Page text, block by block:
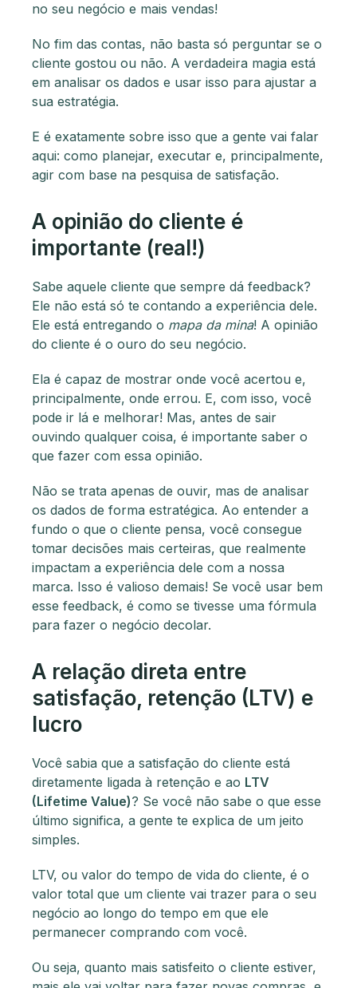
no seu negócio e mais vendas!
No fim das contas, não basta só perguntar se o
cliente gostou ou não. A verdadeira magia está
em analisar os dados e usar isso para ajustar a
sua estratégia.
E é exatamente sobre isso que a gente vai falar
aqui: como planejar, executar e, principalmente,
agir com base na pesquisa de satisfação.
A opinião do cliente é
importante (real!)
Sabe aquele cliente que sempre dá feedback?
Ele não está só te contando a experiência dele.
Ele está entregando o mapa da mina! A opinião
do cliente é o ouro do seu negócio.
Ela é capaz de mostrar onde você acertou e,
principalmente, onde errou. E, com isso, você
pode ir lá e melhorar! Mas, antes de sair
ouvindo qualquer coisa, é importante saber o
que fazer com essa opinião.
Não se trata apenas de ouvir, mas de analisar
os dados de forma estratégica. Ao entender a
fundo o que o cliente pensa, você consegue
tomar decisões mais certeiras, que realmente
impactam a experiência dele com a nossa
marca. Isso é valioso demais! Se você usar bem
esse feedback, é como se tivesse uma fórmula
para fazer o negócio decolar.
A relação direta entre
satisfação, retenção (LTV) e
lucro
Você sabia que a satisfação do cliente está
diretamente ligada à retenção e ao LTV
(Lifetime Value)? Se você não sabe o que esse
último significa, a gente te explica de um jeito
simples.
LTV, ou valor do tempo de vida do cliente, é o
valor total que um cliente vai trazer para o seu
negócio ao longo do tempo em que ele
permanecer comprando com você.
Ou seja, quanto mais satisfeito o cliente estiver,